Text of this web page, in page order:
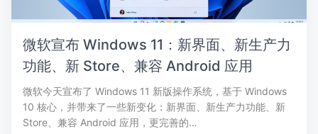
微软宣布 Windows 11：新界面、新生产力
功能、新 Store、兼容 Android 应用
微软今天宣布了 Windows 11 新版操作系统，基于 Windows
10 核心，并带来了一些新变化：新界面、新生产力功能、新
Store、兼容 Android 应用，更完善的…